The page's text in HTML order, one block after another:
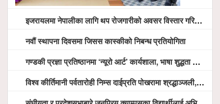
इजरायलमा नेपालीका लागि थप रोजगारीको अवसर विस्तार गरिने ः राजदूत बास
नवौं स्थापना दिवसमा जिसस कास्कीको निबन्ध प्रतियोगिता
गण्डकी प्रज्ञा प्रतिष्ठानमा ‘न्यूरो आर्ट’ कार्यशाला, भाषा शुद्धता अभियानदेखि अनुसन्धान प्रवर्द्धनसम्मका कार्यक्रम हुँदै
विश्व कीर्तिमानी पर्वतारोही निम्स दाईप्रति पोखरामा श्रद्धाञ्जली, दीप प्रज्वलन गर्दै योगदानको प्रशंसा (भिडियो सहित)